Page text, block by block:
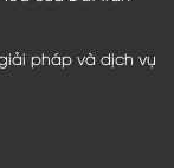
pháp và dịch vụ